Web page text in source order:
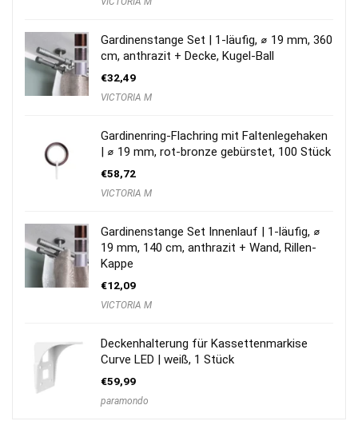
Gardinenstange Set | 1-läufig, ⌀ 19 mm, 360
cm, anthrazit + Decke, Kugel-Ball
€32,49
VICTORIA M
Gardinenring-Flachring mit Faltenlegehaken
| ⌀ 19 mm, rot-bronze gebürstet, 100 Stück
€58,72
VICTORIA M
Gardinenstange Set Innenlauf | 1-läufig, ⌀
19 mm, 140 cm, anthrazit + Wand, Rillen-
Kappe
€12,09
VICTORIA M
Deckenhalterung für Kassettenmarkise
Curve LED | weiß, 1 Stück
€59,99
paramondo